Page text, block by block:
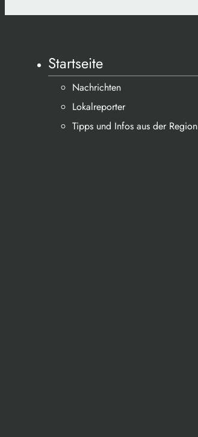
Startseite
Nachrichten
Lokalreporter
Tipps und Infos aus der Region